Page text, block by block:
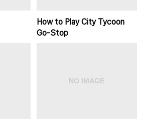
How to Play City Tycoon
Go-Stop